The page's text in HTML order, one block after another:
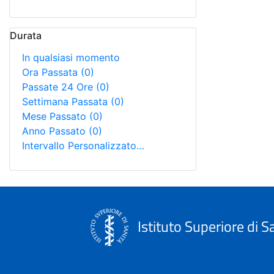
Durata
In qualsiasi momento
Ora Passata (0)
Passate 24 Ore (0)
Settimana Passata (0)
Mese Passato (0)
Anno Passato (0)
Intervallo Personalizzato…
Istituto Superiore di